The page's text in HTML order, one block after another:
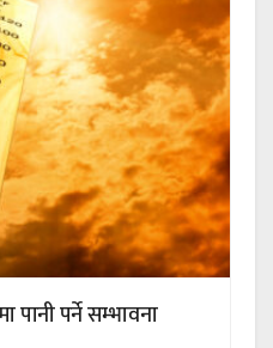
पानी पर्ने सम्भावना